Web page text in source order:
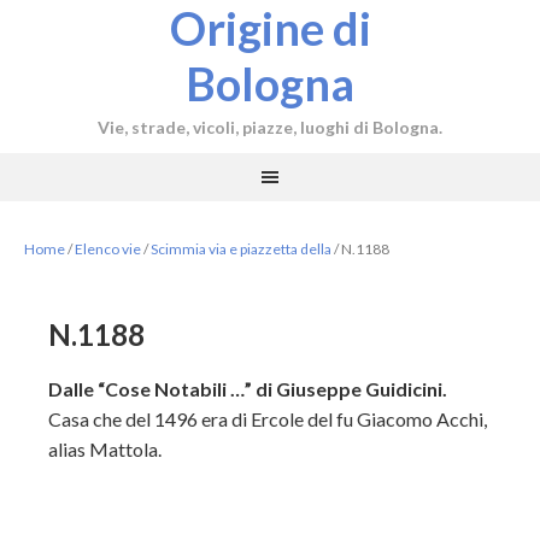
Origine di
Bologna
Vie, strade, vicoli, piazze, luoghi di Bologna.
Home/Elenco vie/Scimmia via e piazzetta della /N.1188
N.1188
Dalle “Cose Notabili …” di Giuseppe Guidicini.
Casa che del 1496 era di Ercole del fu Giacomo Acchi,
alias Mattola.